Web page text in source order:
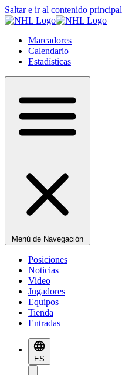
Saltar e ir al contenido principal
Marcadores
Calendario
Estadísticas
Menú de Navegación
Posiciones
Noticias
Video
Jugadores
Equipos
Tienda
Entradas
ES